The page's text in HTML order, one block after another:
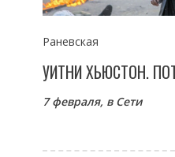
Раневская
УИТНИ ХЬЮСТОН.
7 февраля, в Сети